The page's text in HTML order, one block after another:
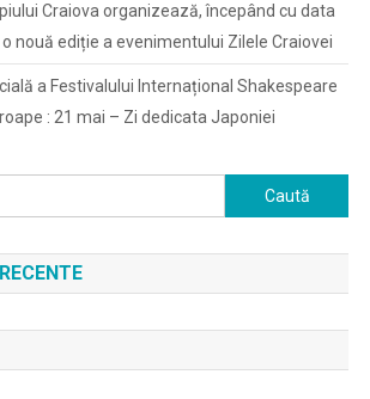
Craiova organizează, începând cu data
nouă ediție a evenimentului Zilele Craiovei
a Festivalului Internațional Shakespeare
: 21 mai – Zi dedicata Japoniei
Caută
după: